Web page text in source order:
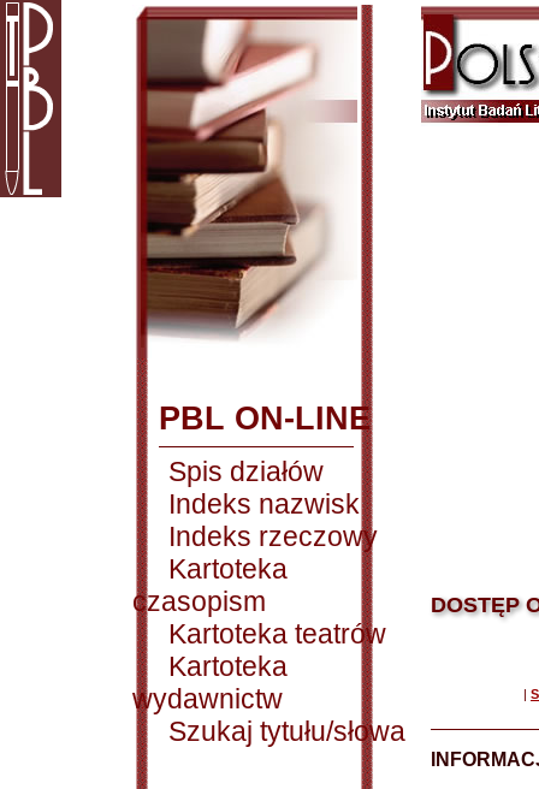
PBL ON-LINE
Spis działów
Indeks nazwisk
Indeks rzeczowy
Kartoteka
czasopism
Kartoteka teatrów
Kartoteka
wydawnictw
Szukaj tytułu/słowa
DOSTĘP
|